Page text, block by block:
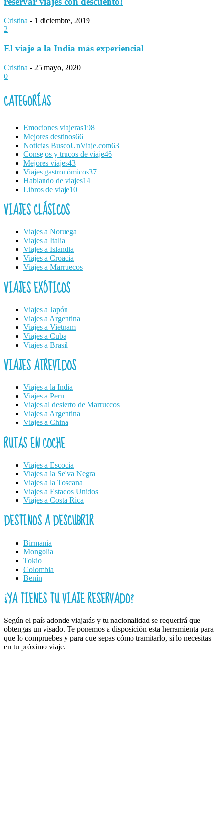
Cristina - 1 diciembre, 2019
2
El viaje a la India más experiencial
Cristina - 25 mayo, 2020
0
CATEGORÍAS
Emociones viajeras198
Mejores destinos66
Noticias BuscoUnViaje.com63
Consejos y trucos de viaje46
Mejores viajes43
Viajes gastronómicos37
Hablando de viajes14
Libros de viaje10
VIAJES CLÁSICOS
Viajes a Noruega
Viajes a Italia
Viajes a Islandia
Viajes a Croacia
Viajes a Marruecos
VIAJES EXÓTICOS
Viajes a Japón
Viajes a Argentina
Viajes a Vietnam
Viajes a Cuba
Viajes a Brasil
VIAJES ATREVIDOS
Viajes a la India
Viajes a Peru
Viajes al desierto de Marruecos
Viajes a Argentina
Viajes a China
RUTAS EN COCHE
Viajes a Escocia
Viajes a la Selva Negra
Viajes a la Toscana
Viajes a Estados Unidos
Viajes a Costa Rica
DESTINOS A DESCUBRIR
Birmania
Mongolia
Tokio
Colombia
Benín
¿YA TIENES TU VIAJE RESERVADO?
Según el país adonde viajarás y tu nacionalidad se requerirá que
obtengas un visado. Te ponemos a disposición esta herramienta para
que lo compruebes y para que sepas cómo tramitarlo, si lo necesitas
en tu próximo viaje.